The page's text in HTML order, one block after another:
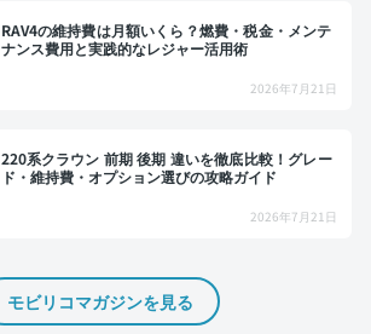
RAV4の維持費は月額いくら？燃費・税金・メンテ
ナンス費用と実践的なレジャー活用術
2026年7月21日
220系クラウン 前期 後期 違いを徹底比較！グレー
ド・維持費・オプション選びの攻略ガイド
2026年7月21日
モビリコマガジンを見る